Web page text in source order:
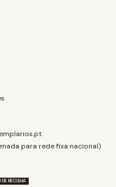
para rede fixa nacional)
DE RECOLHA